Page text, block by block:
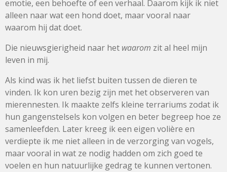
emotie, een behoefte of een verhaal. Daarom kijk ik niet
alleen naar wat een hond doet, maar vooral naar
waarom hij dat doet.
Die nieuwsgierigheid naar het waarom zit al heel mijn
leven in mij.
Als kind was ik het liefst buiten tussen de dieren te
vinden. Ik kon uren bezig zijn met het observeren van
mierennesten. Ik maakte zelfs kleine terrariums zodat ik
hun gangenstelsels kon volgen en beter begreep hoe ze
samenleefden. Later kreeg ik een eigen volière en
verdiepte ik me niet alleen in de verzorging van vogels,
maar vooral in wat ze nodig hadden om zich goed te
voelen en hun natuurlijke gedrag te kunnen vertonen.